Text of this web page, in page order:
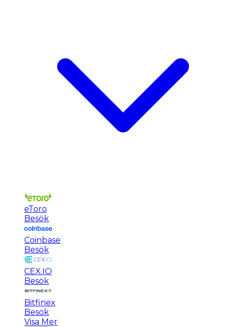
eToro
Besök
Coinbase
Besök
CEX.IO
Besök
Bitfinex
Besök
Visa Mer